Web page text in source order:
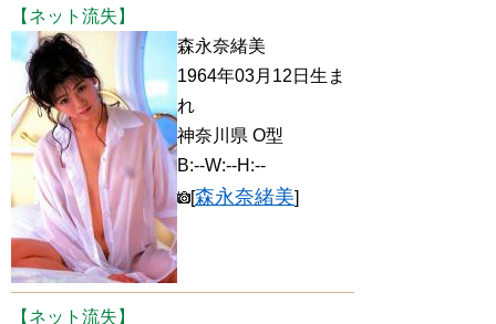
【ネット流失】
森永奈緒美
1964年03月12日生ま
れ
神奈川県 O型
B:--W:--H:--
[森永奈緒美]
【ネット流失】